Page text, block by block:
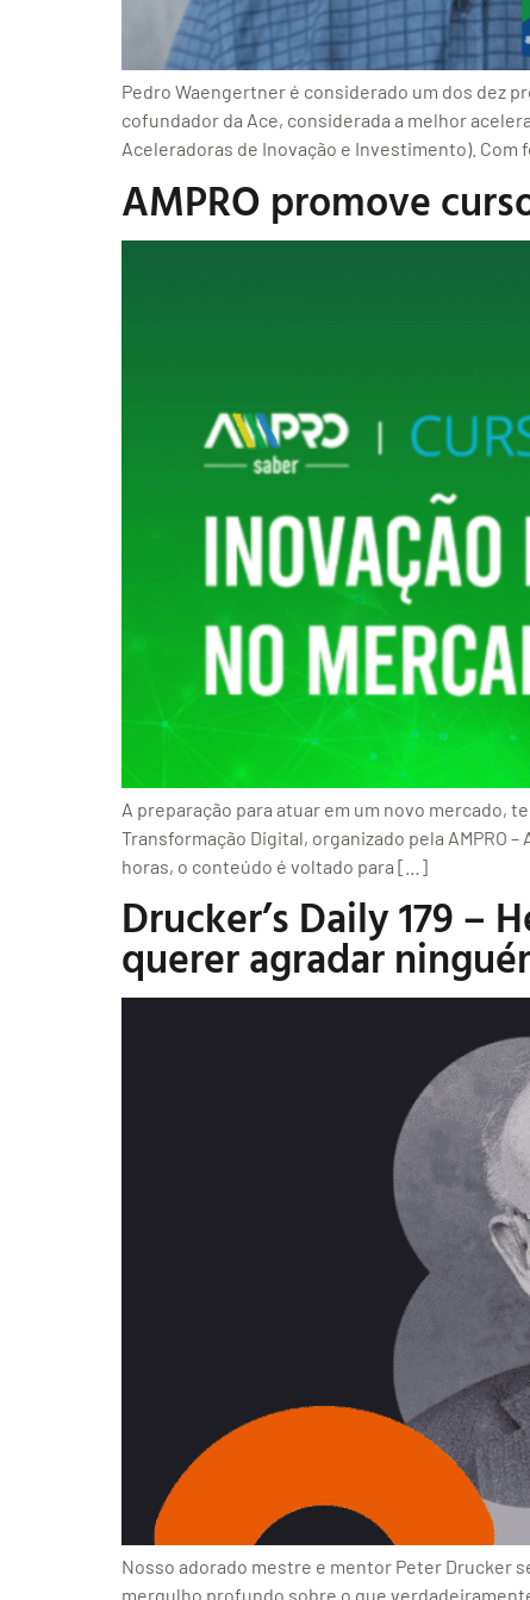
Pedro Waengertner é considerado um dos dez
cofundador da Ace, considerada a melhor
Aceleradoras de Inovação e Investimento).
AMPRO promove
A preparação para atuar em um novo mercado,
Transformação Digital, organizado pela AMPRO
horas, o conteúdo é voltado para […]
Drucker’s Daily 179 –
querer agradar
Nosso adorado mestre e mentor Peter Drucker
mergulho profundo sobre o que